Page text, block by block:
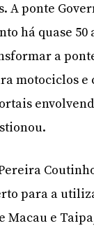
A ponte
há quase 50
a
motociclos
para a
Macau e